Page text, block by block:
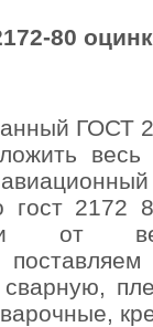
80
ГОСТ
весь
гост 2172
от